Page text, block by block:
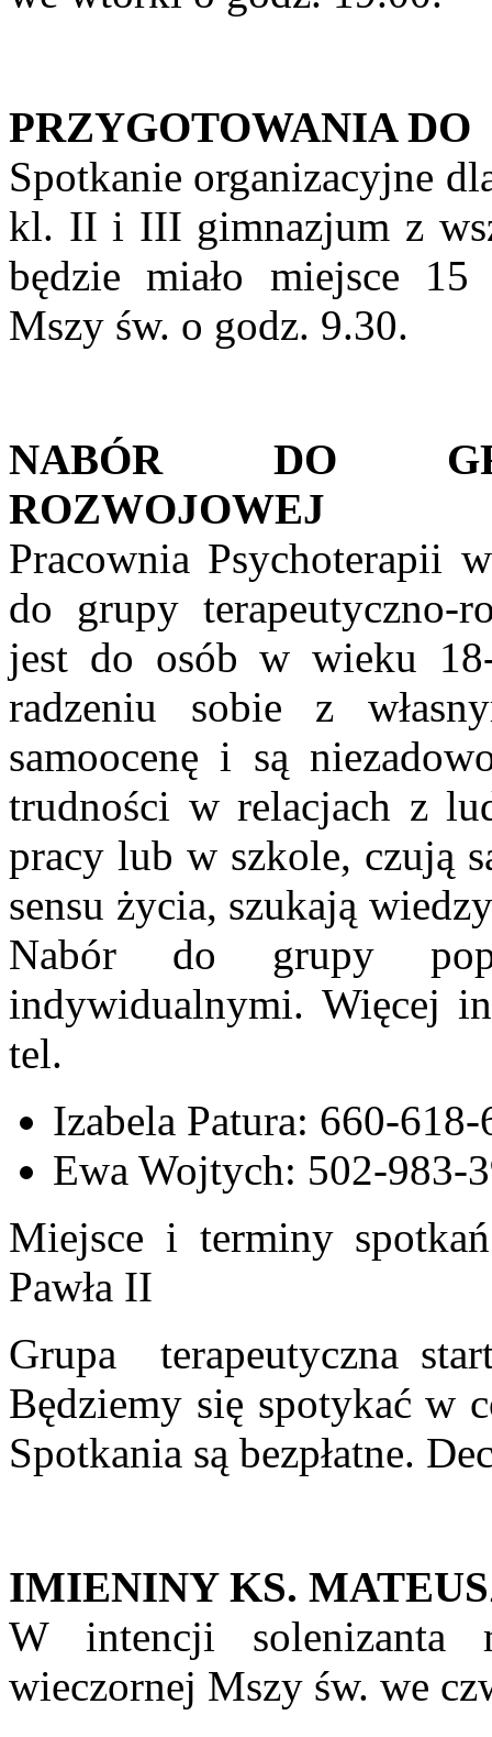
PRZYGOTOWANIA
Spotkanie organizacyjne
kl. II i III gimnazjum z
będzie miało miejsce
Mszy św. o godz. 9.30.
NABÓR DO
ROZWOJOWEJ
Pracownia Psychoterapii
do grupy terapeutyczno-
jest do osób w wieku
radzeniu sobie z
samoocenę i są
trudności w relacjach z
pracy lub w szkole, czują
sensu życia, szukają
Nabór do grupy
indywidualnymi. Więcej
tel.
Izabela Patura: 660-618-
Ewa Wojtych: 502-983-
Miejsce i terminy
Pawła II
Grupa terapeutyczna
Będziemy się spotykać w
Spotkania są bezpłatne.
IMIENINY KS.
W intencji solenizanta
wieczornej Mszy św. we